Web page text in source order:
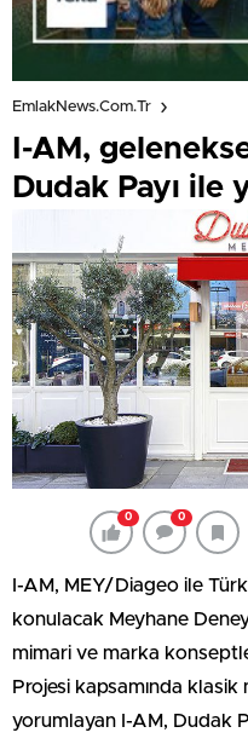
EmlakNews.com.tr
I-AM,
Dudak Payı ile
0 0
I-AM, MEY/Diageo ile
konulacak Meyhane
mimari ve marka
Projesi kapsamında
yorumlayan I-AM, Dudak